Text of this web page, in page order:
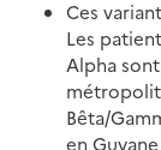
Ces
Les
Alpha
Bêta/
en